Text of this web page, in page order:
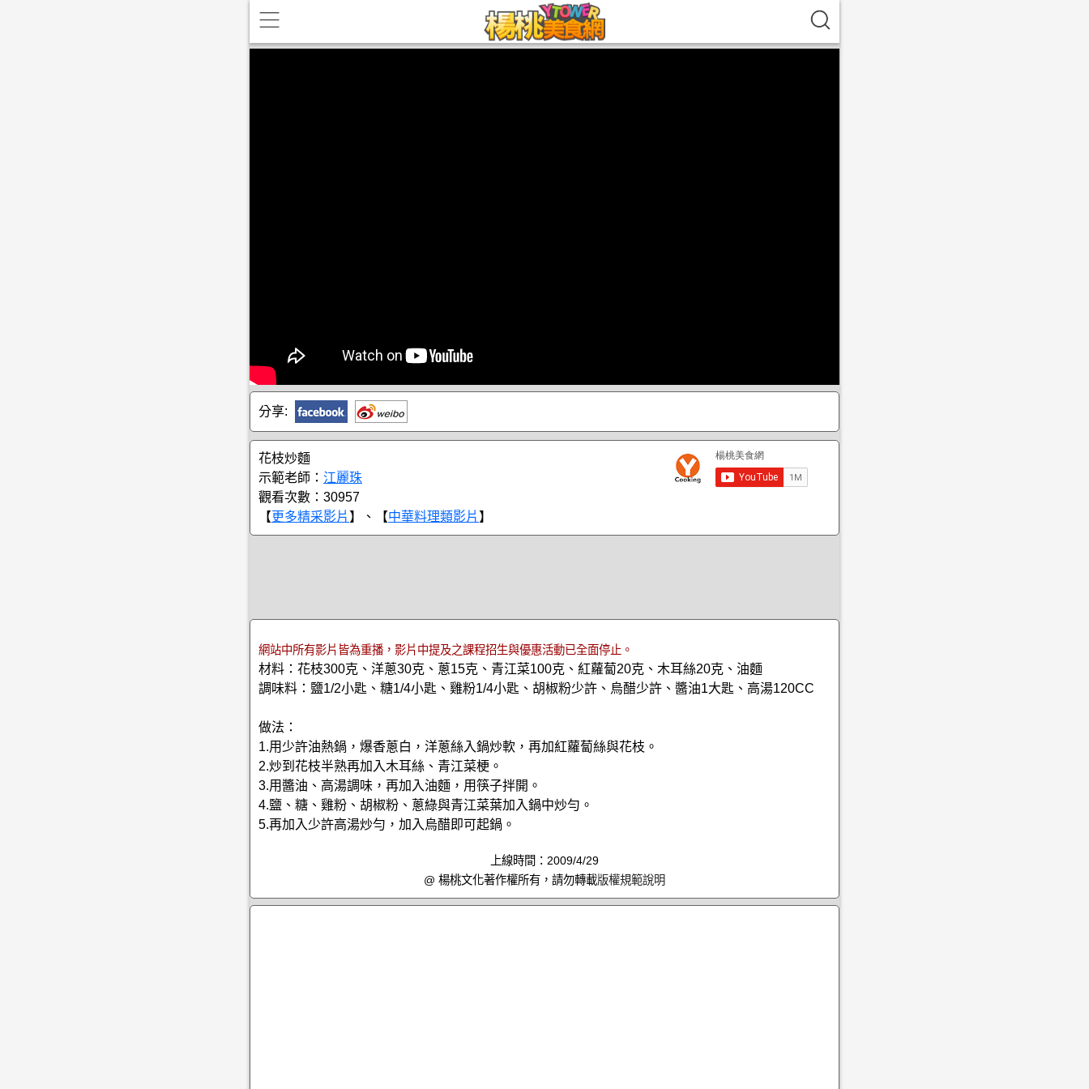
分享:
花枝炒麵
示範老師： 江麗珠
觀看次數：30957
【更多精采影片 】、【中華料理類影片 】
網站中所有影片皆為重播，影片中提及之課程招生與優惠活動已全面停止。
材料：花枝300克、洋蔥30克、蔥15克、青江菜100克、紅蘿蔔20克、木耳絲20克、油麵
調味料：鹽1/2小匙、糖1/4小匙、雞粉1/4小匙、胡椒粉少許、烏醋少許、醬油1大匙、高湯120CC
做法：
1.用少許油熱鍋，爆香蔥白，洋蔥絲入鍋炒軟，再加紅蘿蔔絲與花枝。
2.炒到花枝半熟再加入木耳絲、青江菜梗。
3.用醬油、高湯調味，再加入油麵，用筷子拌開。
4.鹽、糖、雞粉、胡椒粉、蔥綠與青江菜葉加入鍋中炒勻。
5.再加入少許高湯炒勻，加入烏醋即可起鍋。
上線時間：2009/4/29
@ 楊桃文化著作權所有，請勿轉載版權規範說明